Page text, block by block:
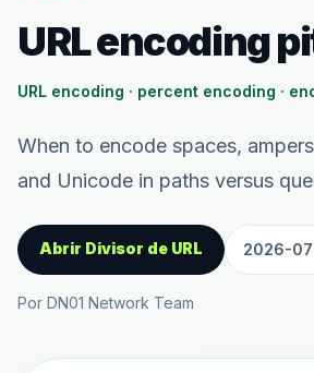
URL encoding
URL encoding · percent encoding ·
When to encode spaces,
and Unicode in paths versus
Abrir Divisor de URL 2026-
Por DN01 Network Team